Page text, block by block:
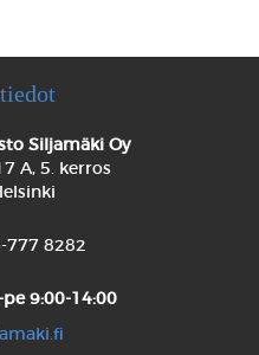
Siljamäki Oy
A, 5. kerros
777 8282
pe 9:00-14:00